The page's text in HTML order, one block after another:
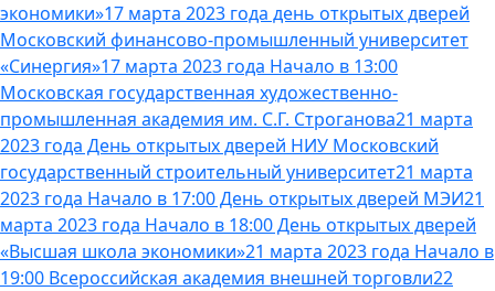
экономики»17 марта 2023 года день открытых дверей
Московский финансово-промышленный университет
«Синергия»17 марта 2023 года Начало в 13:00
Московская государственная художественно-
промышленная академия им. С.Г. Строганова21 марта
2023 года День открытых дверей НИУ Московский
государственный строительный университет21 марта
2023 года Начало в 17:00 День открытых дверей МЭИ21
марта 2023 года Начало в 18:00 День открытых дверей
«Высшая школа экономики»21 марта 2023 года Начало в
19:00 Всероссийская академия внешней торговли22